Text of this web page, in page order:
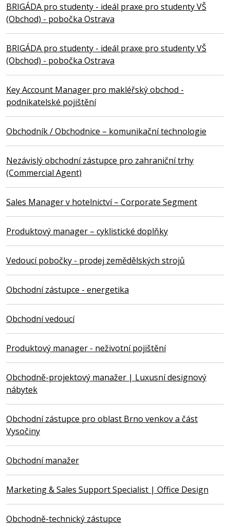
BRIGÁDA pro studenty - ideál praxe pro studenty VŠ
(Obchod) - pobočka Ostrava
BRIGÁDA pro studenty - ideál praxe pro studenty VŠ
(Obchod) - pobočka Ostrava
Key Account Manager pro makléřský obchod -
podnikatelské pojištění
Obchodník / Obchodnice – komunikační technologie
Nezávislý obchodní zástupce pro zahraniční trhy
(Commercial Agent)
Sales Manager v hotelnictví – Corporate Segment
Produktový manager – cyklistické doplňky
Vedoucí pobočky - prodej zemědělských strojů
Obchodní zástupce - energetika
Obchodní vedoucí
Produktový manager - neživotní pojištění
Obchodně-projektový manažer | Luxusní designový
nábytek
Obchodní zástupce pro oblast Brno venkov a část
Vysočiny
Obchodní manažer
Marketing & Sales Support Specialist | Office Design
Obchodně-technický zástupce